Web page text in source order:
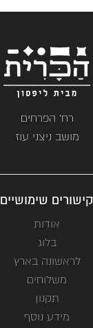
רח' הפרחים
מושב ניצני עוז
קישורים שימושיים
אודות
בלוג
לראשונה בארץ
משלוחים
תקנון
מידע נוסף